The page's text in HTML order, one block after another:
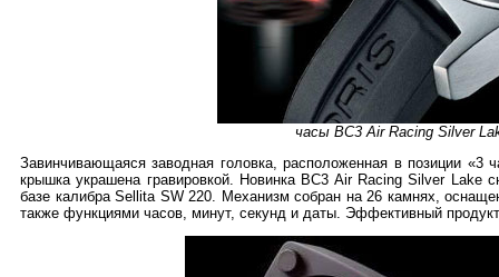
часы BC3 Air Racing Silver
Завинчивающаяся заводная головка, расположенная в позиции
крышка украшена гравировкой. Новинка BC3 Air Racing Silver
базе калибра Sellita SW 220. Механизм собран на 26 камнях,
также функциями часов, минут, секунд и даты. Эффективный